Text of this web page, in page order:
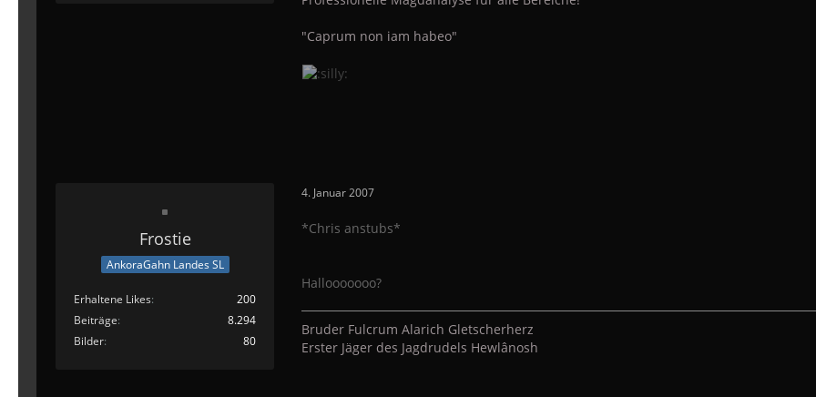
"Caprum non iam habeo"
Frostie
AnkoraGahn Landes SL
Erhaltene Likes
200
Beiträge
8.294
Bilder
80
4. Januar 2007
*Chris anstubs*
Hallooooooo?
Bruder Fulcrum Alarich Gletscherherz
Erster Jäger des Jagdrudels Hewlânosh